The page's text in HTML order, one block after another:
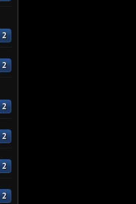
2
2
2
2
2
2